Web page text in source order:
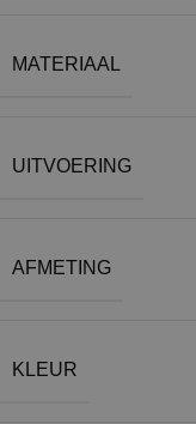
MATERIAAL
UITVOERING
AFMETING
KLEUR